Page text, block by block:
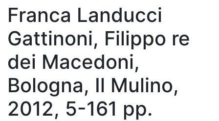
Franca Landucci
Gattinoni, Filippo re
dei Macedoni,
Bologna, Il Mulino,
2012, 5-161 pp.